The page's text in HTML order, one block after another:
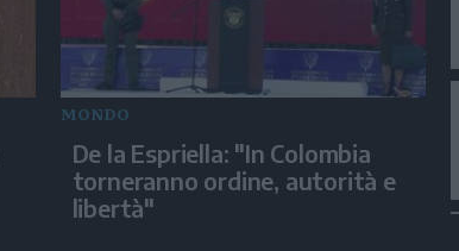
MONDO
De la Espriella: "In Colombia
torneranno ordine, autorità e
libertà"